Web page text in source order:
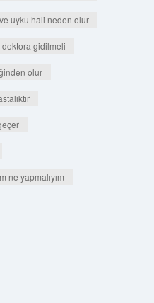
uyku hali neden olur
gidilmeli
olur
ne yapmalıyım